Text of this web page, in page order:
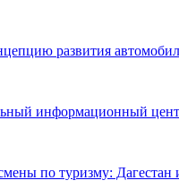
развития
информационный
по туризму: Дагестан